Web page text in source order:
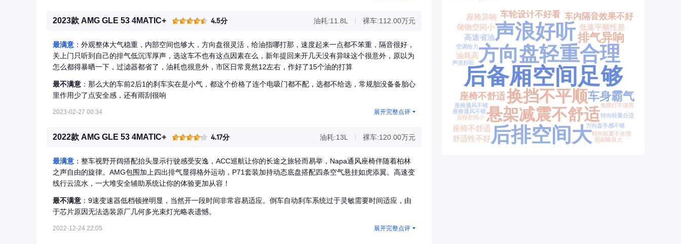
2023款 AMG GLE 53 4MATIC+ 4.5分 油耗:11.8L 裸车:112.00万元
最满意 ：外观整体大气稳重，内部空间也够大，方向盘很灵活，给油指哪打那，速度起来一点都不笨重，隔音很好，
关上门只听到自己的排气低沉浑厚声，选这车不也有这点因素在么，新年提回来开几天没有异味这个很意外，原以为
怎么都得暴晒一下，过滤器都省了，油耗也很意外，市区日常竟然12左右，作好了15个油的打算
最不满意 ：那么大的车前2后1的刹车实在是小气，都这个价格了连个电吸门都不配，选都不给选，常规胎没备备胎心
里作用少了点安全感，还有雨刮很响
2023-02-27 00:34 展开完整点评
2022款 AMG GLE 53 4MATIC+ 4.17分 油耗:13L 裸车:120.00万元
最满意 ：整车视野开阔搭配抬头显示行驶感受安逸，ACC巡航让你的长途之旅轻而易举，Napa通风座椅伴随着柏林
之声自由的旋律。AMG包围加上四出排气显得格外运动，P71套装加持动态底盘搭配四条空气悬挂如虎添翼。高速变
线行云流水，一大堆安全辅助系统让你的体验更加从容！
最不满意 ：9速变速器低档顿挫明显，当然开一段时间非常容易适应。倒车自动刹车系统过于灵敏需要时间适应，由
于芯片原因无法选装原厂几何多光束灯光略表遗憾。
2022-12-24 22:05 展开完整点评